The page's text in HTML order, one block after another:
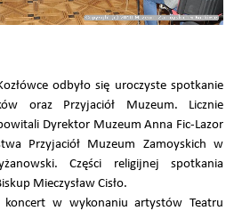
odbyło się uroczyste spotkanie
oraz Przyjaciół Muzeum. Licznie
Dyrektor Muzeum Anna Fic-Lazor
Przyjaciół Muzeum Zamoyskich w
Części religijnej spotkania
Mieczysław Cisło.
koncert w wykonaniu artystów Teatru